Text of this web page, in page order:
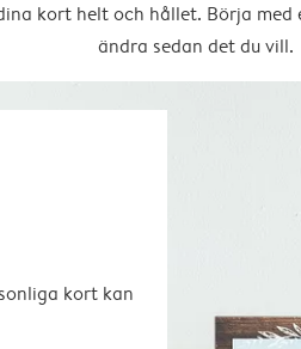
kort helt och hållet. Börja med
ändra sedan det du vill.
kort kan